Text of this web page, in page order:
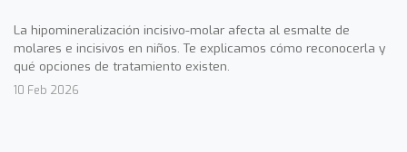
La hipomineralización incisivo-molar afecta al esmalte de
molares e incisivos en niños. Te explicamos cómo reconocerla y
qué opciones de tratamiento existen.
10 Feb 2026